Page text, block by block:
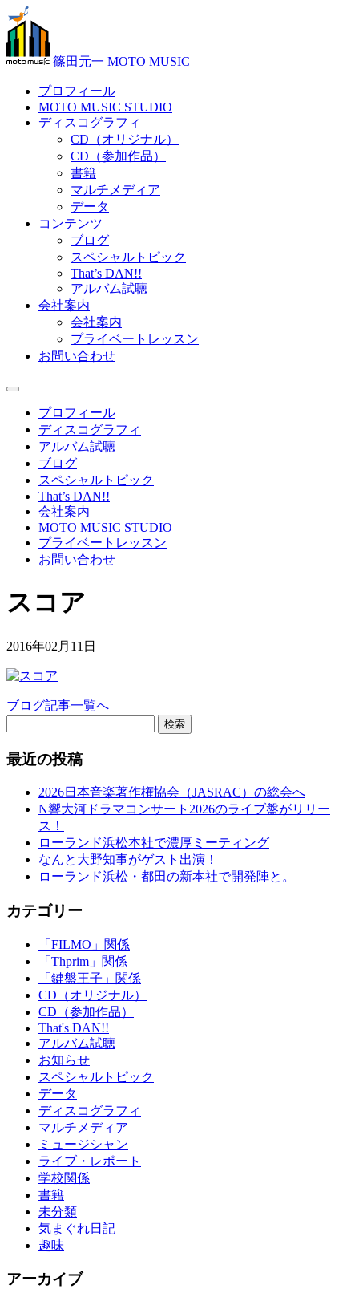
篠田元一 MOTO MUSIC
プロフィール
MOTO MUSIC STUDIO
ディスコグラフィ
CD（オリジナル）
CD（参加作品）
書籍
マルチメディア
データ
コンテンツ
ブログ
スペシャルトピック
That’s DAN!!
アルバム試聴
会社案内
会社案内
プライベートレッスン
お問い合わせ
プロフィール
ディスコグラフィ
アルバム試聴
ブログ
スペシャルトピック
That’s DAN!!
会社案内
MOTO MUSIC STUDIO
プライベートレッスン
お問い合わせ
スコア
2016年02月11日
ブログ記事一覧へ
検索
最近の投稿
2026日本音楽著作権協会（JASRAC）の総会へ
N響大河ドラマコンサート2026のライブ盤がリリー
ス！
ローランド浜松本社で濃厚ミーティング
なんと大野知事がゲスト出演！
ローランド浜松・都田の新本社で開発陣と。
カテゴリー
「FILMO」関係
「Thprim」関係
「鍵盤王子」関係
CD（オリジナル）
CD（参加作品）
That's DAN!!
アルバム試聴
お知らせ
スペシャルトピック
データ
ディスコグラフィ
マルチメディア
ミュージシャン
ライブ・レポート
学校関係
書籍
未分類
気まぐれ日記
趣味
アーカイブ